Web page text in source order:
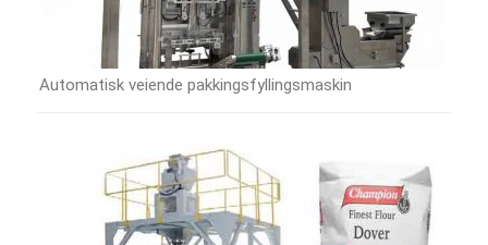
Automatisk veiende pakkingsfyllingsmaskin